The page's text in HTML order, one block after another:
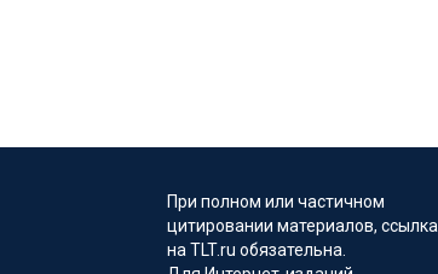
При полном или частичном
цитировании материалов, ссылка
на TLT.ru обязательна.